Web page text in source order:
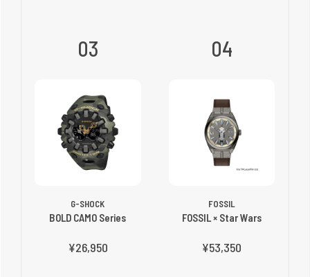
03
G-SHOCK
BOLD CAMO Series
¥26,950
04
FOSSIL
FOSSIL × Star Wars
¥53,350